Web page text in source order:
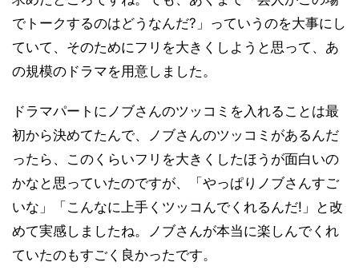
でトークするのはどうなんだ?」っていうのを大事にし
ていて、そのためにフリを大きくしようと思って、あ
の規模のドラマを用意しました。
ドラマパートにノブさんのツッコミを入れることは最
初から決めてたんで、ノブさんのツッコミがあるんだ
ったら、このくらいフリを大きくしたほうが面白いの
かなと思っていたのですが、「やっぱりノブさんすご
いな」「こんなに上手くツッコんでくれるんだ!」と改
めて実感しましたね。ノブさんが本当に楽しんでくれ
ていたのもすごく良かったです。